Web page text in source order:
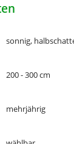
sonnig,
200 - 300 cm
mehrjährig